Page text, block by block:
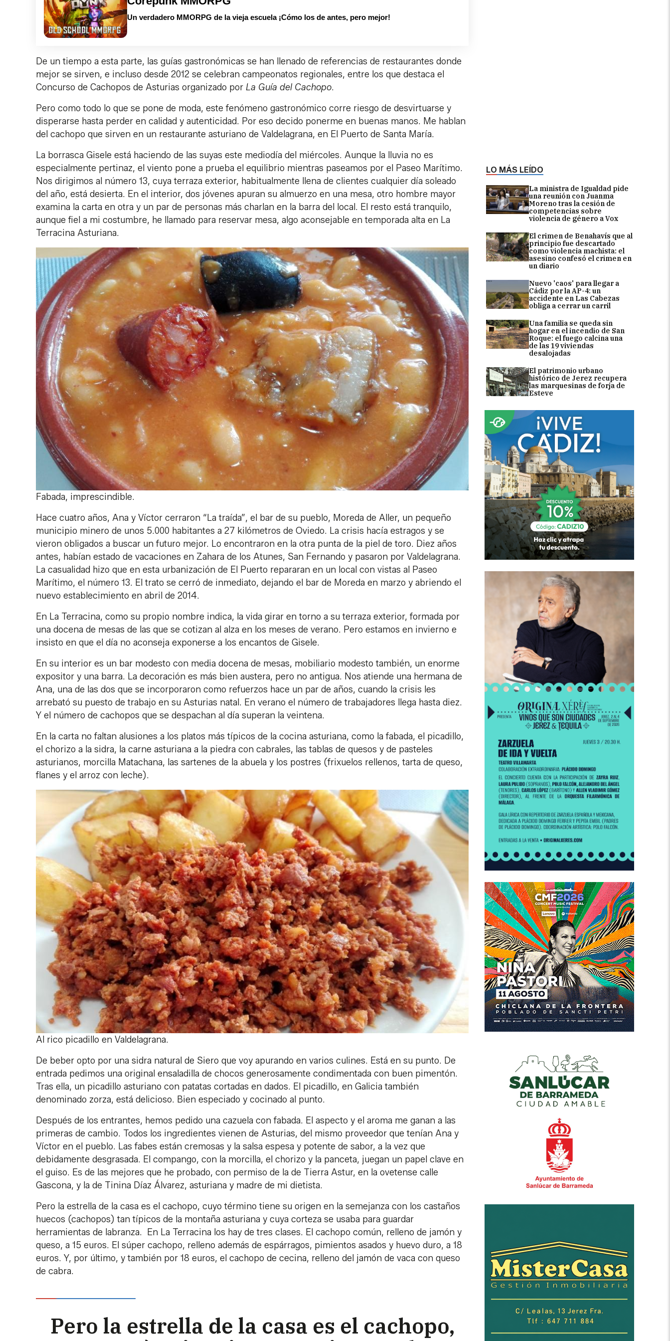
LO MÁS LEÍDO
La ministra de Igualdad pide
una reunión con Juanma
Moreno tras la cesión de
competencias sobre
violencia de género a Vox
El crimen de Benahavís que al
principio fue descartado
como violencia machista: el
asesino confesó el crimen en
un diario
Nuevo 'caos' para llegar a
Cádiz por la AP-4: un
accidente en Las Cabezas
obliga a cerrar un carril
Una familia se queda sin
hogar en el incendio de San
Roque: el fuego calcina una
de las 19 viviendas
desalojadas
El patrimonio urbano
histórico de Jerez recupera
las marquesinas de forja de
Esteve
Un verdadero MMORPG de la vieja escuela ¡Cómo los de antes, pero mejor!
De un tiempo a esta parte, las guías gastronómicas se han llenado de referencias de restaurantes donde
mejor se sirven, e incluso desde 2012 se celebran campeonatos regionales, entre los que destaca el
Concurso de Cachopos de Asturias organizado por La Guía del Cachopo.
Pero como todo lo que se pone de moda, este fenómeno gastronómico corre riesgo de desvirtuarse y
disperarse hasta perder en calidad y autenticidad. Por eso decido ponerme en buenas manos. Me hablan
del cachopo que sirven en un restaurante asturiano de Valdelagrana, en El Puerto de Santa María.
La borrasca Gisele está haciendo de las suyas este mediodía del miércoles. Aunque la lluvia no es
especialmente pertinaz, el viento pone a prueba el equilibrio mientras paseamos por el Paseo Marítimo.
Nos dirigimos al número 13, cuya terraza exterior, habitualmente llena de clientes cualquier día soleado
del año, está desierta. En el interior, dos jóvenes apuran su almuerzo en una mesa, otro hombre mayor
examina la carta en otra y un par de personas más charlan en la barra del local. El resto está tranquilo,
aunque fiel a mi costumbre, he llamado para reservar mesa, algo aconsejable en temporada alta en La
Terracina Asturiana.
Fabada, imprescindible.
Hace cuatro años, Ana y Víctor cerraron “La traída”, el bar de su pueblo, Moreda de Aller, un pequeño
municipio minero de unos 5.000 habitantes a 27 kilómetros de Oviedo. La crisis hacía estragos y se
vieron obligados a buscar un futuro mejor. Lo encontraron en la otra punta de la piel de toro. Diez años
antes, habían estado de vacaciones en Zahara de los Atunes, San Fernando y pasaron por Valdelagrana.
La casualidad hizo que en esta urbanización de El Puerto repararan en un local con vistas al Paseo
Marítimo, el número 13. El trato se cerró de inmediato, dejando el bar de Moreda en marzo y abriendo el
nuevo establecimiento en abril de 2014.
En La Terracina, como su propio nombre indica, la vida girar en torno a su terraza exterior, formada por
una docena de mesas de las que se cotizan al alza en los meses de verano. Pero estamos en invierno e
insisto en que el día no aconseja exponerse a los encantos de Gisele.
En su interior es un bar modesto con media docena de mesas, mobiliario modesto también, un enorme
expositor y una barra. La decoración es más bien austera, pero no antigua. Nos atiende una hermana de
Ana, una de las dos que se incorporaron como refuerzos hace un par de años, cuando la crisis les
arrebató su puesto de trabajo en su Asturias natal. En verano el número de trabajadores llega hasta diez.
Y el número de cachopos que se despachan al día superan la veintena.
En la carta no faltan alusiones a los platos más típicos de la cocina asturiana, como la fabada, el picadillo,
el chorizo a la sidra, la carne asturiana a la piedra con cabrales, las tablas de quesos y de pasteles
asturianos, morcilla Matachana, las sartenes de la abuela y los postres (frixuelos rellenos, tarta de queso,
flanes y el arroz con leche).
Al rico picadillo en Valdelagrana.
De beber opto por una sidra natural de Siero que voy apurando en varios culines. Está en su punto. De
entrada pedimos una original ensaladilla de chocos generosamente condimentada con buen pimentón.
Tras ella, un picadillo asturiano con patatas cortadas en dados. El picadillo, en Galicia también
denominado zorza, está delicioso. Bien especiado y cocinado al punto.
Después de los entrantes, hemos pedido una cazuela con fabada. El aspecto y el aroma me ganan a las
primeras de cambio. Todos los ingredientes vienen de Asturias, del mismo proveedor que tenían Ana y
Víctor en el pueblo. Las fabes están cremosas y la salsa espesa y potente de sabor, a la vez que
debidamente desgrasada. El compango, con la morcilla, el chorizo y la panceta, juegan un papel clave en
el guiso. Es de las mejores que he probado, con permiso de la de Tierra Astur, en la ovetense calle
Gascona, y la de Tinina Díaz Álvarez, asturiana y madre de mi dietista.
Pero la estrella de la casa es el cachopo, cuyo término tiene su origen en la semejanza con los castaños
huecos (cachopos) tan típicos de la montaña asturiana y cuya corteza se usaba para guardar
herramientas de labranza. En La Terracina los hay de tres clases. El cachopo común, relleno de jamón y
queso, a 15 euros. El súper cachopo, relleno además de espárragos, pimientos asados y huevo duro, a 18
euros. Y, por último, y también por 18 euros, el cachopo de cecina, relleno del jamón de vaca con queso
de cabra.
Pero la estrella de la casa es el cachopo,